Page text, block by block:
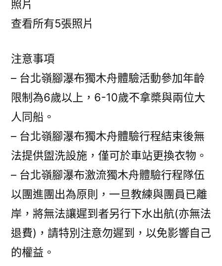
照片
查看所有5張照片
注意事項
– 台北嶺腳瀑布獨木舟體驗活動參加年齡
限制為6歲以上，6-10歲不拿槳與兩位大
人同船。
– 台北嶺腳瀑布獨木舟體驗行程結束後無
法提供盥洗設施，僅可於車站更換衣物。
– 台北嶺腳瀑布激流獨木舟體驗行程隊伍
以團進團出為原則，一旦教練與團員已離
岸，將無法讓遲到者另行下水出航(亦無法
退費)，請特別注意勿遲到，以免影響自己
的權益。